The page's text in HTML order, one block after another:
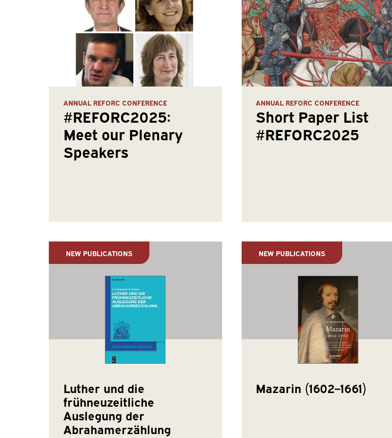
ANNUAL REFORC CONFERENCE
#REFORC2025:
Meet our Plenary
Speakers
ANNUAL REFORC CONFERENCE
Short Paper List
#REFORC2025
NEW PUBLICATIONS
Luther und die
frühneuzeitliche
Auslegung der
Abrahamerzählung
NEW PUBLICATIONS
Mazarin (1602–1661)